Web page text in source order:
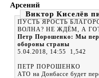
Арсений
Виктор Киселёв
ПУСТЬ ЯРОСТЬ
ВОЛНА? НЕ ЖДЁМ, А
Петр Порошенко: Мы
обороны страны
5.04.2018, 14:55 1,542
ПЕТР ПОРОШЕНКО
АТО на Донбассе будет